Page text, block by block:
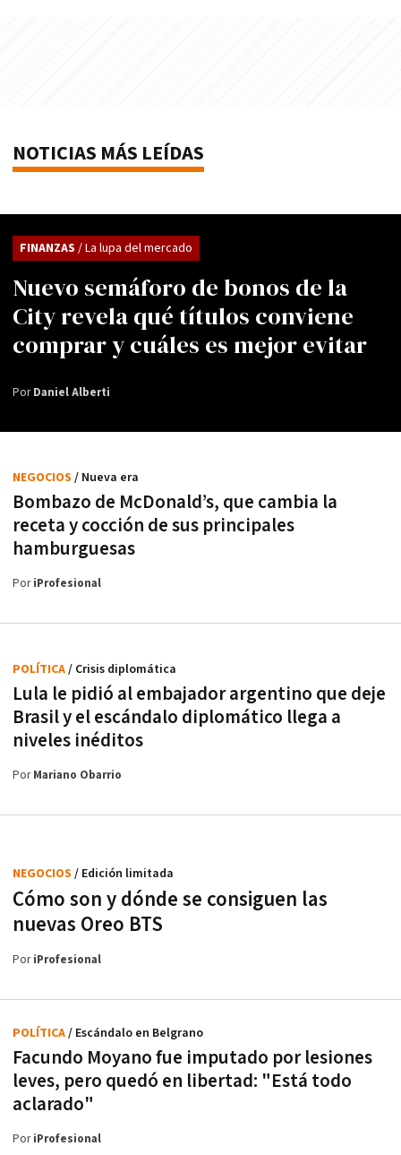
NOTICIAS MÁS LEÍDAS
Nuevo semáforo de bonos de la
City revela qué títulos conviene
comprar y cuáles es mejor evitar
FINANZAS / La lupa del mercado
PorDaniel Alberti
Bombazo de McDonald’s, que cambia la
receta y cocción de sus principales
hamburguesas
NEGOCIOS / Nueva era
PoriProfesional
Lula le pidió al embajador argentino que deje
Brasil y el escándalo diplomático llega a
niveles inéditos
POLÍTICA/ Crisis diplomática
PorMariano Obarrio
Cómo son y dónde se consiguen las
nuevas Oreo BTS
NEGOCIOS / Edición limitada
PoriProfesional
Facundo Moyano fue imputado por lesiones
leves, pero quedó en libertad: "Está todo
aclarado"
POLÍTICA/ Escándalo en Belgrano
PoriProfesional